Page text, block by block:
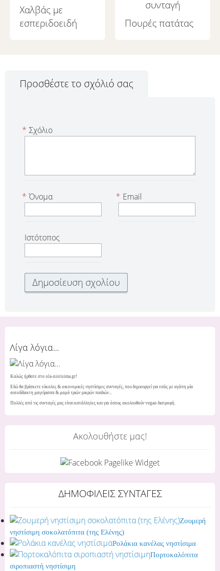
Χαλβάς με
εσπεριδοειδή
Πουρές πατάτας
Προσθέστε το σχόλιό σας
Σχόλιο
*
Όνομα
* Email
*
Ιστότοπος
Λίγα λόγια...
Καλώς ήρθατε στο ola-nistisima.gr!
Εδώ θα βρίσκετε εύκολες & οικονομικές νηστίσιμες συνταγές, που δημιουργεί για εσάς με αγάπη μία
αυτοδίδακτη μαγείρισσα & μαμά τριών μικρών παιδιών...
Πολλές από τις συνταγές μας είναι κατάλληλες και για όσους ακολουθούν vegan διατροφή.
Ακολουθήστε μας!
ΔΗΜΟΦΙΛΕΙΣ ΣΥΝΤΑΓΕΣ
Ζουμερή
νηστίσιμη σοκολατόπιτα (της Ελένης)
Ρολάκια κανέλας νηστίσιμα
Πορτοκαλόπιτα
σιροπιαστή νηστίσιμη